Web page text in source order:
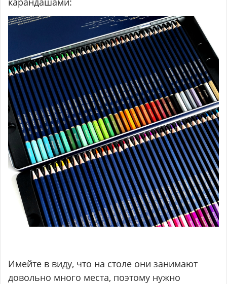
Имейте в виду, что на столе они занимают
довольно много места, поэтому нужно